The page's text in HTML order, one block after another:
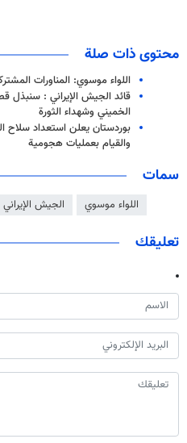
محتوى ذات صلة
اللواء موسوي: المناورات
قائد الجيش الإيراني : سنبذل
الخميني وشهداء الثورة
بوردستان يعلن استعداد سلاح
والقيام بعمليات هجومية
سمات
اللواء موسوي الجيش الإيراني
تعليقك